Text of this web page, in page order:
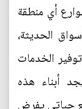
أي منطقة
الحديثة،
الخدمات
أبناء هذه